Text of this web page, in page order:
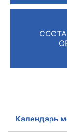
оказания
Календарь